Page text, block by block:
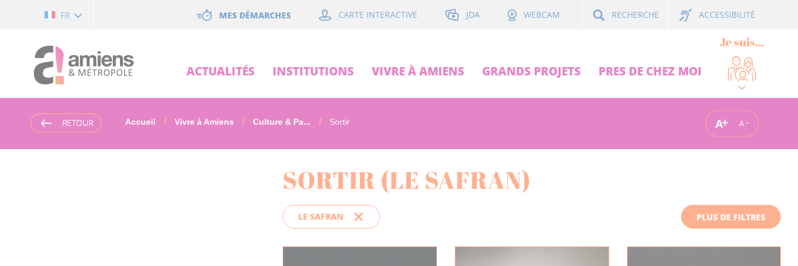
FR MES DÉMARCHES CARTE INTERACTIVE JDA WEBCAM RECHERCHE ACCESSIBILITÉ
ACTUALITÉS INSTITUTIONS VIVRE À AMIENS GRANDS PROJETS PRES DE CHEZ MOI
Je suis...
RETOUR
RETOUR Accueil Vivre à Amiens Culture & Pa... Sortir A A
SORTIR (LE SAFRAN)
LE SAFRAN PLUS DE FILTRES